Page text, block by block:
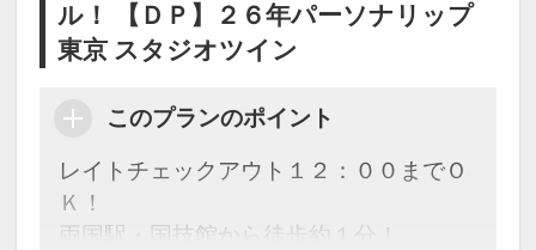
ル！ 【ＤＰ】２６年パーソナリップ
東京 スタジオツイン
このプランのポイント
レイトチェックアウト１２：００までＯ
Ｋ！
両国駅・国技館から徒歩約１分！